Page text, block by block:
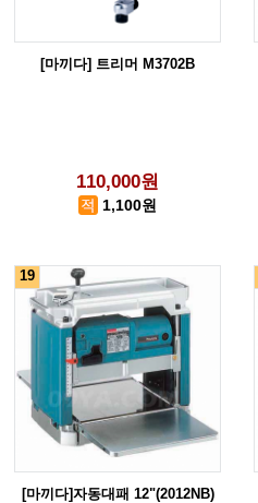
[마끼다] 트리머 M3702B
110,000원
1,100원
19
[마끼다]자동대패 12"(2012NB)